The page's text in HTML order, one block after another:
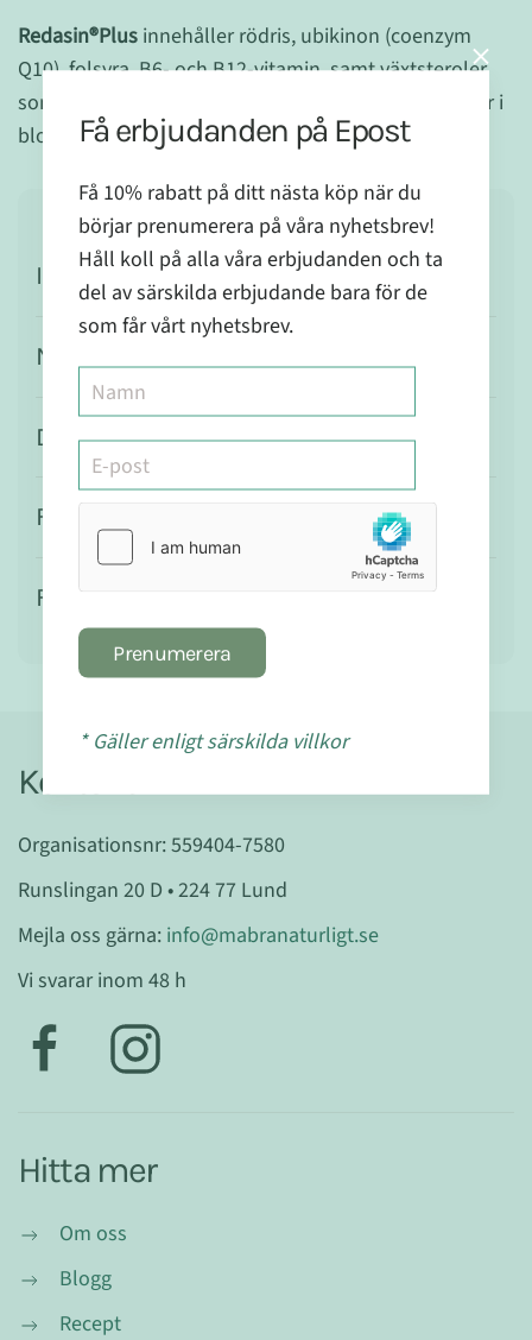
Redasin®Plus innehåller rödris, ubikinon (coenzym
Q10), folsyra, B6- och B12-vitamin, samt växtsteroler
som bidrar till att bibehålla normala kolesterolnivåer i
blodet.
Ingredienser
Näringsvärde
Dosering
Försiktighet
Förvaring
Kontakt
Organisationsnr: 559404-7580
Runslingan 20 D • 224 77 Lund
Mejla oss gärna: info@mabranaturligt.se
Vi svarar inom 48 h
Hitta mer
Om oss
Blogg
Recept
Få erbjudanden på Epost
Få 10% rabatt på ditt nästa köp när du
börjar prenumerera på våra nyhetsbrev!
Håll koll på alla våra erbjudanden och ta
del av särskilda erbjudande bara för de
som får vårt nyhetsbrev.
Prenumerera
* Gäller enligt särskilda villkor